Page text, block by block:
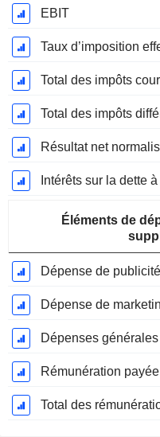
EBIT
Taux d’imposition
Total des impôts
Total des impôts
Résultat net
Intérêts sur la dette
Éléments de
Dépense de publicité
Dépense de
Dépenses
Rémunération